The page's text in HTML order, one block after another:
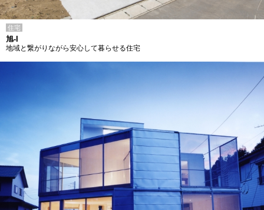
住宅
旭-I
地域と繋がりながら安心して暮らせる住宅